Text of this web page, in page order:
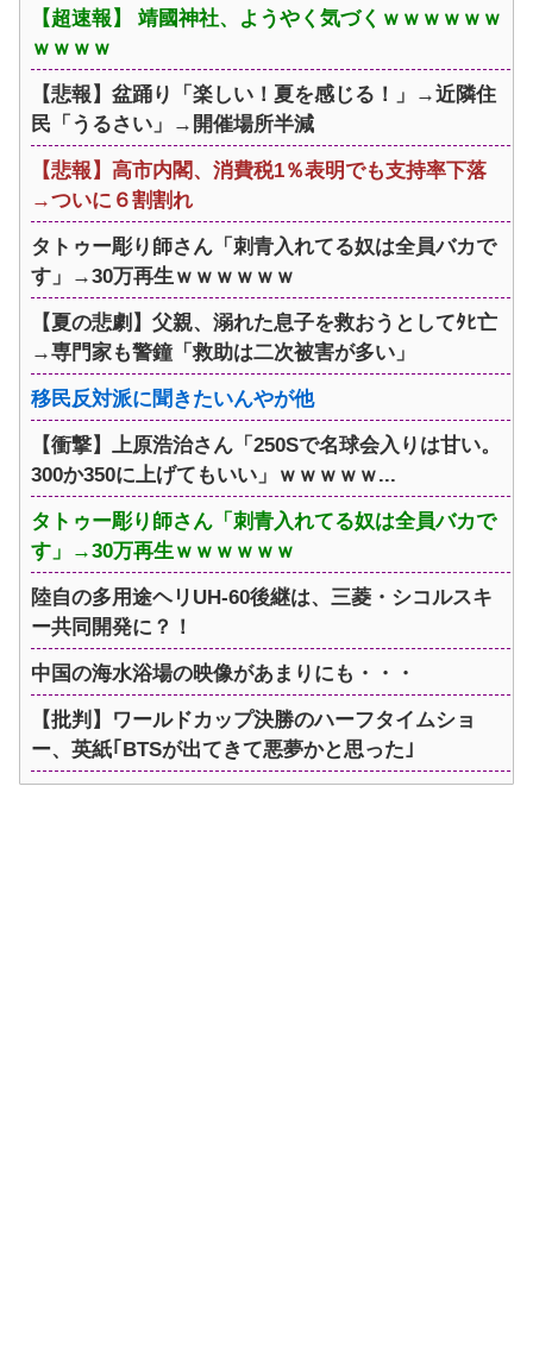
【超速報】 靖國神社、ようやく気づくｗｗｗｗｗｗ
ｗｗｗｗ
【悲報】盆踊り「楽しい！夏を感じる！」→近隣住
民「うるさい」→開催場所半減
【悲報】高市内閣、消費税1％表明でも支持率下落
→ついに６割割れ
タトゥー彫り師さん「刺青入れてる奴は全員バカで
す」→30万再生ｗｗｗｗｗｗ
【夏の悲劇】父親、溺れた息子を救おうとしてﾀﾋ亡
→専門家も警鐘「救助は二次被害が多い」
移民反対派に聞きたいんやが他
【衝撃】上原浩治さん「250Sで名球会入りは甘い。
300か350に上げてもいい」ｗｗｗｗｗ...
タトゥー彫り師さん「刺青入れてる奴は全員バカで
す」→30万再生ｗｗｗｗｗｗ
陸自の多用途ヘリUH-60後継は、三菱・シコルスキ
ー共同開発に？！
中国の海水浴場の映像があまりにも・・・
【批判】ワールドカップ決勝のハーフタイムショ
ー、英紙｢BTSが出てきて悪夢かと思った｣